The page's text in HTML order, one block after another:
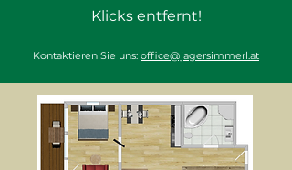
Klicks entfernt!
Kontaktieren Sie uns: office@jagersimmerl.at